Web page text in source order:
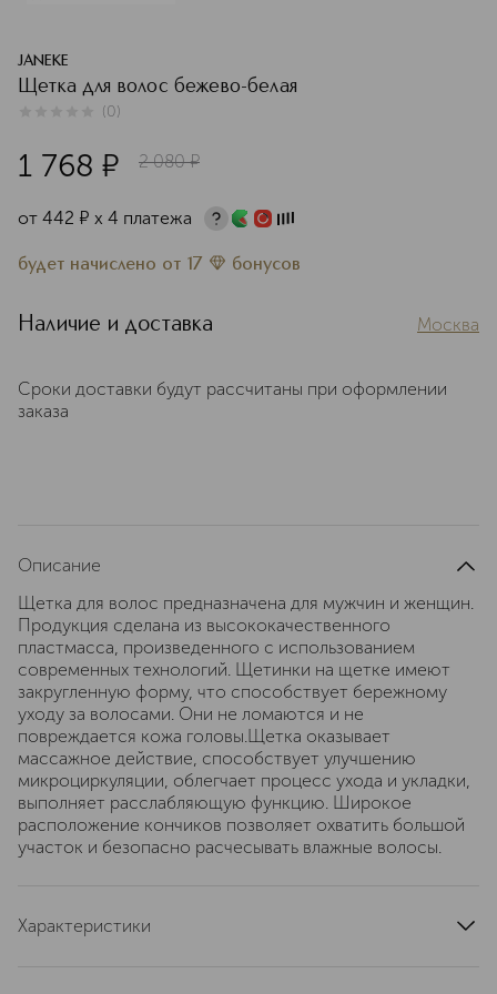
JANEKE
Щетка для волос бежево-белая
(0)
1 768 ¤ 2 080 ¤
от 442 ¤ х 4 платежа
будет начислено от 17 бонусов
Наличие и доставка Москва
Сроки доставки будут рассчитаны при оформлении
заказа
Описание
Щетка для волос предназначена для мужчин и женщин.
Продукция сделана из высококачественного
пластмасса, произведенного с использованием
современных технологий. Щетинки на щетке имеют
закругленную форму, что способствует бережному
уходу за волосами. Они не ломаются и не
повреждается кожа головы.Щетка оказывает
массажное действие, способствует улучшению
микроциркуляции, облегчает процесс ухода и укладки,
выполняет расслабляющую функцию. Широкое
расположение кончиков позволяет охватить большой
участок и безопасно расчесывать влажные волосы.
Характеристики